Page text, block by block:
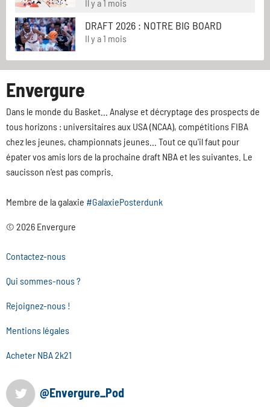
Il y a 1 mois
DRAFT 2026 : NOTRE BIG BOARD
Il y a 1 mois
Envergure
Dans le monde du Basket... Analyse et décryptage des prospects de
tous horizons : universitaires aux USA (NCAA), compétitions FIBA
chez les jeunes, championnats jeunes... Tout ce qu'il faut pour
épater vos amis lors de la prochaine draft NBA et les suivantes. Le
saucisson n'est pas compris.
Membre de la galaxie #GalaxiePosterdunk
© 2026 Envergure
Contactez-nous
Qui sommes-nous ?
Rejoignez-nous !
Mentions légales
Acheter NBA 2k21
@Envergure_Pod